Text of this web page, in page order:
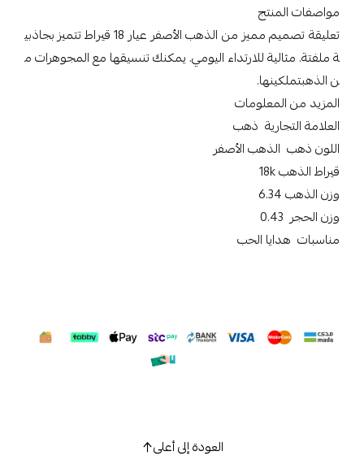
مواصفات المنتج
تعليقة تصميم مميز من الذهب الأصفر عيار 18 قيراط تتميز بجاذبي
ة ملفتة. مثالية للارتداء اليومي. يمكنك تنسيقها مع المجوهرات م
ن الذهبتملكينها.
المزيد من المعلومات
العلامة التجارية ذهب
اللون ذهب الذهب الأصفر
قيراط الذهب 18k
وزن الذهب 6.34
وزن الحجر 0.43
مناسبات هدايا الحب
العودة إلى أعلى